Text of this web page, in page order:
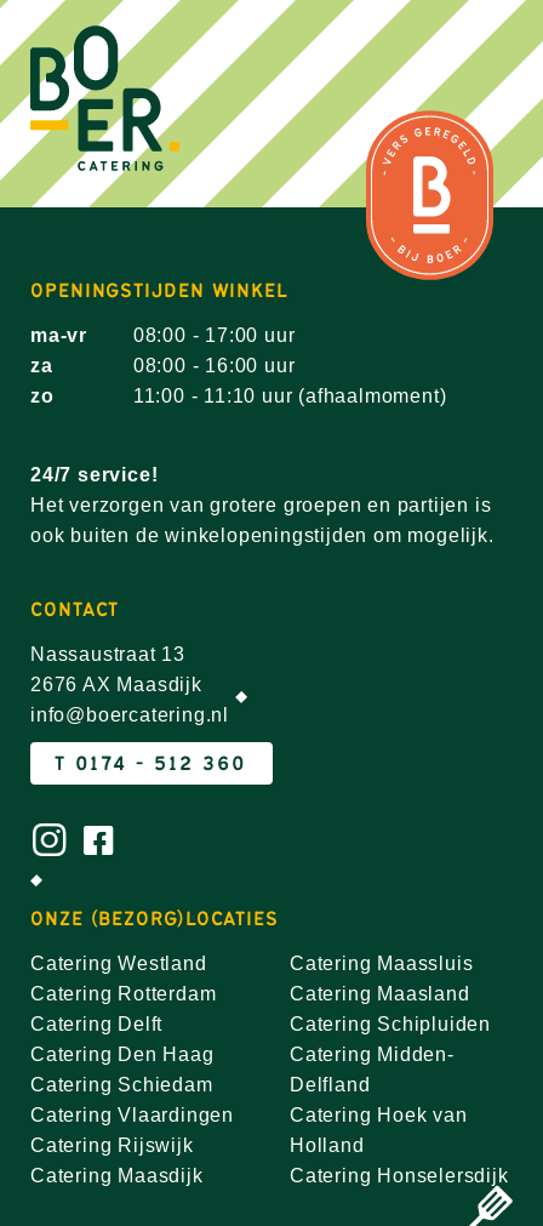
OPENINGSTIJDEN WINKEL
ma-vr
08:00 - 17:00 uur
za
08:00 - 16:00 uur
zo
11:00 - 11:10 uur (afhaalmoment)
24/7 service!
Het verzorgen van grotere groepen en partijen is
ook buiten de winkelopeningstijden om mogelijk.
CONTACT
Nassaustraat 13
2676 AX Maasdijk
info@boercatering.nl
T 0174 - 512 360
ONZE (BEZORG)LOCATIES
Catering Westland
Catering Rotterdam
Catering Delft
Catering Den Haag
Catering Schiedam
Catering Vlaardingen
Catering Rijswijk
Catering Maasdijk
Catering Maassluis
Catering Maasland
Catering Schipluiden
Catering Midden-
Delfland
Catering Hoek van
Holland
Catering Honselersdijk